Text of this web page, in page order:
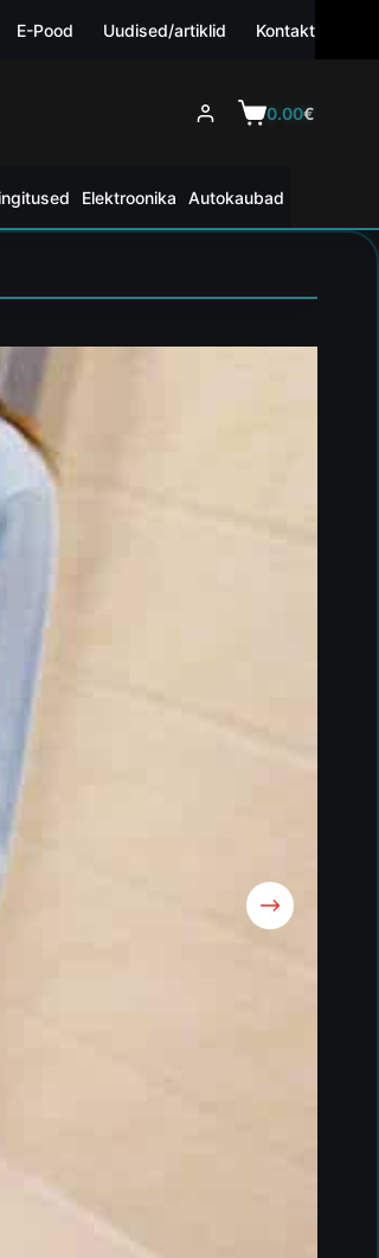
E-Pood Uudised/artiklid Kontakt
0.00€
Elektroonika Autokaubad